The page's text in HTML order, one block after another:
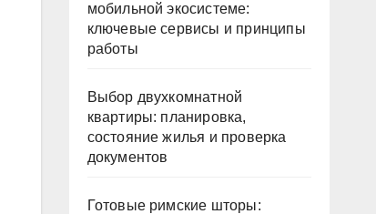
мобильной экосистеме:
ключевые сервисы и принципы
работы
Выбор двухкомнатной
квартиры: планировка,
состояние жилья и проверка
документов
Готовые римские шторы: